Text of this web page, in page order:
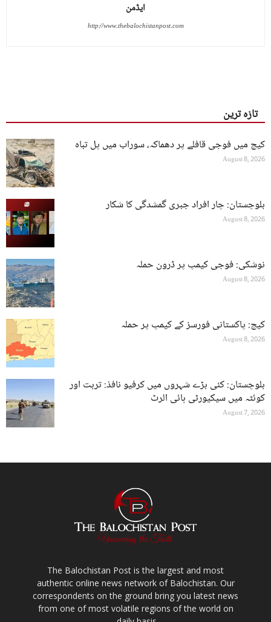
ایڈمن
http://www.thebalochistanpost.com
تازہ ترین
کیچ میں فوجی قافلے پر دھماکہ، سوراب میں پل تباہ
August 8, 2026
بلوچستان: چار افراد جبری گمشدگی کا شکار
August 8, 2026
نوشکی: فوجی کیمپ پر ڈرون حملہ
August 8, 2026
کیچ: پاکستانی فورسز کے کیمپ پر حملہ
August 8, 2026
بلوچستان: کئی بڑے شہروں میں کرفیو نافذ: تربت اور
کوئٹہ میں سیکیورٹی ہائی الرٹ
August 7, 2026
The Balochistan Post is the largest and most
authentic online news network of Balochistan. Our
correspondents on the ground bring you latest news
from one of most volatile regions of the world on